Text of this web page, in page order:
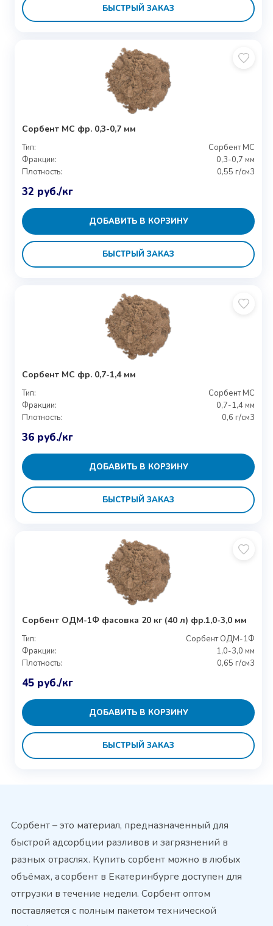
БЫСТРЫЙ ЗАКАЗ
Сорбент МС фр. 0,3-0,7 мм
Тип:
Сорбент МС
Фракции:
0,3-0,7 мм
Плотность:
0,55 г/см3
32 руб./кг
ДОБАВИТЬ В КОРЗИНУ
БЫСТРЫЙ ЗАКАЗ
Сорбент МС фр. 0,7-1,4 мм
Тип:
Сорбент МС
Фракции:
0,7-1,4 мм
Плотность:
0,6 г/см3
36 руб./кг
ДОБАВИТЬ В КОРЗИНУ
БЫСТРЫЙ ЗАКАЗ
Сорбент ОДМ-1Ф фасовка 20 кг (40 л) фр.1,0-3,0 мм
Тип:
Сорбент ОДМ-1Ф
Фракции:
1,0-3,0 мм
Плотность:
0,65 г/см3
45 руб./кг
ДОБАВИТЬ В КОРЗИНУ
БЫСТРЫЙ ЗАКАЗ
Сорбент – это материал, предназначенный для
быстрой адсорбции разливов и загрязнений в
разных отраслях. Купить сорбент можно в любых
объёмах, а сорбент в Екатеринбурге доступен для
отгрузки в течение недели. Сорбент оптом
поставляется с полным пакетом технической